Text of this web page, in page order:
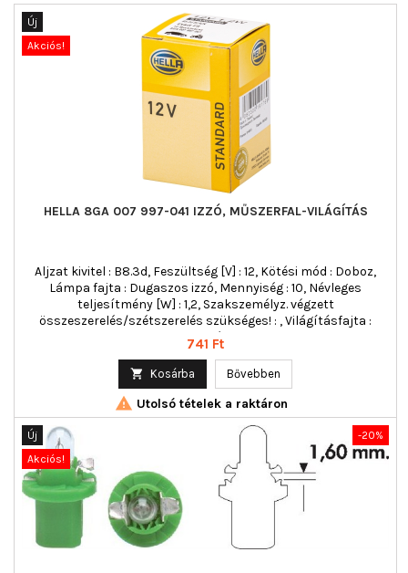
Új
Akciós!
HELLA 8GA 007 997-041 IZZÓ, MŰSZERFAL-VILÁGÍTÁS
Aljzat kivitel : B8.3d, Feszültség [V] : 12, Kötési mód : Doboz,
Lámpa fajta : Dugaszos izzó, Mennyiség : 10, Névleges
teljesítmény [W] : 1,2, Szakszemélyz. végzett
összeszerelés/szétszerelés szükséges! : , Világításfajta :
Halogén
Ár
741 Ft
 Kosárba Bővebben
 Utolsó tételek a raktáron
-20%
Új
Akciós!